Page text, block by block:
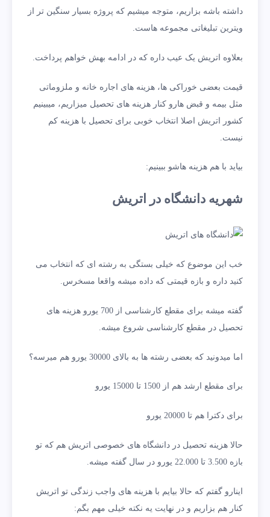
داشته باشه بزاریم، متوجه میشیم که پروژه بسیار سنگین تر از
ویترین تبلیغاتی مجموعه هاست.
بعلاوه اتریش یک عیب داره که در ادامه بهش خواهم پرداخت.
قیمت بعضی خوراکی ها، هزینه های اجاره خانه و ملزوماتی
مثل بیمه و قبض هارو کنار هزینه های تحصیل میزاریم، میبینیم
کشور اتریش اصلا انتخاب خوبی برای تحصیل با هزینه کم
نیست.
بیاید با هم هزینه هاشو ببینیم:
شهریه دانشگاه در اتریش
خب این موضوع که خیلی بستگی به رشته ای که انتخاب می
کنید داره و بازه قیمتی که داده میشه واقعا مسخرس.
گفته میشه برای مقطع کارشناسی از 700 یورو هزینه های
تحصیل در مقطع کارشناسی شروع میشه.
اما میدونید که بعضی رشته ها به بالای 30000 یورو هم میرسه؟
برای مقطع ارشد هم از 1500 تا 15000 یورو
برای دکترا هم تا 20000 یورو
حالا هزینه تحصیل در دانشگاه های خصوصی اتریش هم که تو
بازه 3.500 تا 22.000 یورو در سال گفته میشه.
اینارو گفتم که حالا بیایم با هزینه های واجب زندگی تو اتریش
کنار هم بزاریم و در نهایت یه نکته خیلی مهم بگم: